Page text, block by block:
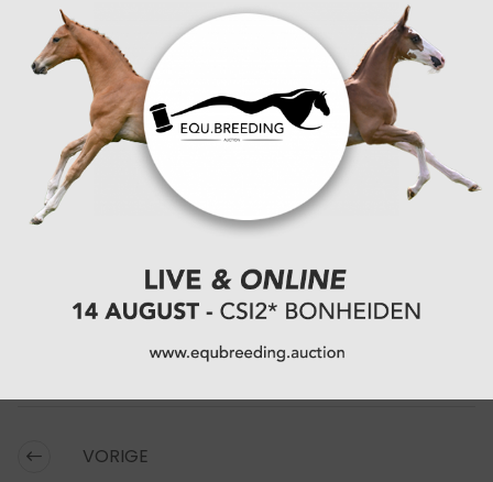
Boyd Exell wist vorig jaar de wereldbekerkwalificatie
te winnen in Maastricht en is gebrand om dit kunstje
in 2024 te herhalen. “Hopelijk heb ik vanavond de
druk op kunnen voeren bij de anderen. Zij weten nu
wat ze moet doen om me bij te halen. Het belooft
spannend te worden. De sfeer zat er vanavond al
goed in. Het was superdruk en het lijkt wel of het
mennen in Maastricht elk jaar aan momentum wint.”
CATEGORIËN:MENNEN
bron: Persbericht JIM
VORIGE